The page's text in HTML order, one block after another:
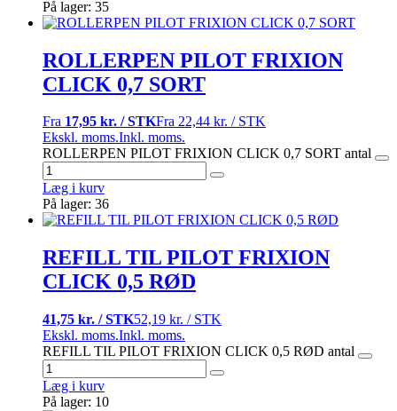
På lager: 35
ROLLERPEN PILOT FRIXION
CLICK 0,7 SORT
Fra 17,95 kr. / STKFra 22,44 kr. / STK
Ekskl. moms.Inkl. moms.
ROLLERPEN PILOT FRIXION CLICK 0,7 SORT antal
Læg i kurv
På lager: 36
REFILL TIL PILOT FRIXION
CLICK 0,5 RØD
41,75 kr. / STK52,19 kr. / STK
Ekskl. moms.Inkl. moms.
REFILL TIL PILOT FRIXION CLICK 0,5 RØD antal
Læg i kurv
På lager: 10